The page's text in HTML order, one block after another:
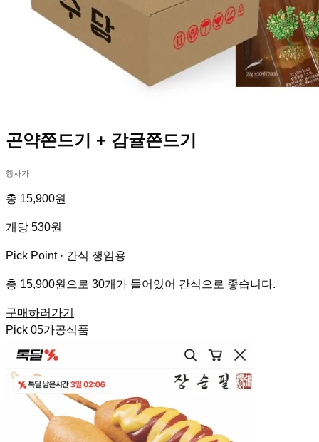
곤약쫀드기 + 감귤쫀드기
행사가
총 15,900원
개당 530원
Pick Point · 간식 쟁임용
총 15,900원으로 30개가 들어있어 간식으로 좋습니다.
구매하러가기
Pick 05가공식품